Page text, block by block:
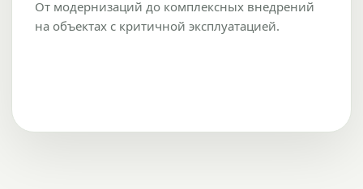
От модернизаций до комплексных внедрений
на объектах с критичной эксплуатацией.